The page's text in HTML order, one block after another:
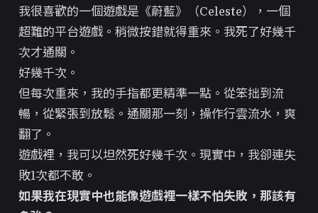
我很喜歡的一個遊戲是《蔚藍》（Celeste），一個
超難的平台遊戲。稍微按錯就得重來。我死了好幾千
次才通關。
好幾千次。
但每次重來，我的手指都更精準一點。從笨拙到流
暢，從緊張到放鬆。通關那一刻，操作行雲流水，爽
翻了。
遊戲裡，我可以坦然死好幾千次。現實中，我卻連失
敗1次都不敢。
如果我在現實中也能像遊戲裡一樣不怕失敗，那該有